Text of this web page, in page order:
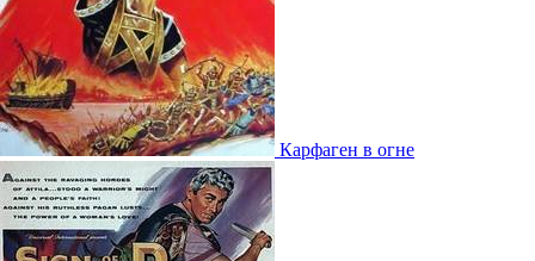
Карфаген в огне